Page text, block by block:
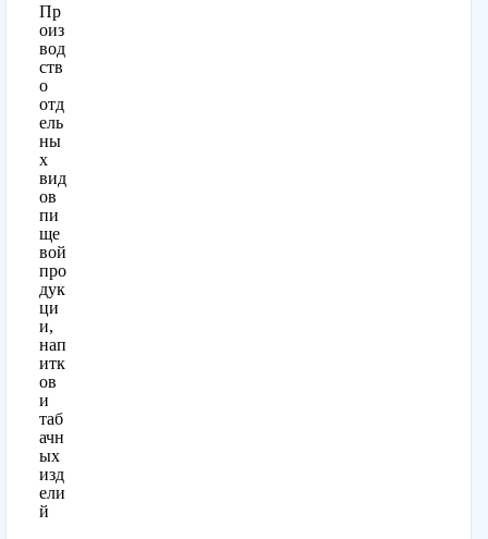
Пр
оиз
вод
ств
о
отд
ель
ны
х
вид
ов
пи
ще
вой
про
дук
ци
и,
нап
итк
ов
и
таб
ачн
ых
изд
ели
й